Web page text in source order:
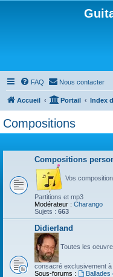
FAQ Nous contacter
Accueil Portail Index
Compositions
Compositions
Vos
Partitions et mp3
Modérateur : Charango
Sujets : 663
Didierland
Toutes les
consacré exclusivement à
Sous-forums :
Ballades